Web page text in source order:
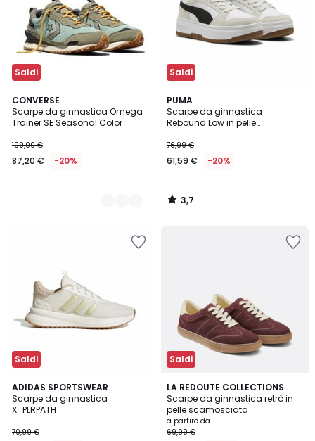
Saldi
CONVERSE
Scarpe da ginnastica Omega
Trainer SE Seasonal Color
109,00 €
87,20 € -20%
2
Colori
Saldi
PUMA
Scarpe da ginnastica
Rebound Low in pelle
76,99 €
61,59 € -20%
3,7
/ 5
3,7
/
Saldi
ADIDAS SPORTSWEAR
Scarpe da ginnastica
X_PLRPATH
70,99 €
4,8
/ 5
2
Colori
Saldi
LA REDOUTE COLLECTIONS
Scarpe da ginnastica retrò in
pelle scamosciata
a partire da
69,99 €
4,8
/ 5
2
Colori